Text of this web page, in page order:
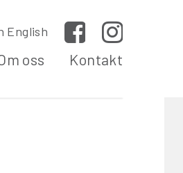
English Facebook
oss Kontakt